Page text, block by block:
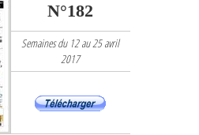
N°182
Semaines du 12 au 25 avril
2017